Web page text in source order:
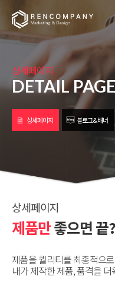
상세페이지
DETAIL PAGE
상세페이지 블로그&배너
상세페이지
제품만좋으면 끝?
제품을 퀄리티를 최종적으
내가 제작한 제품, 품격을